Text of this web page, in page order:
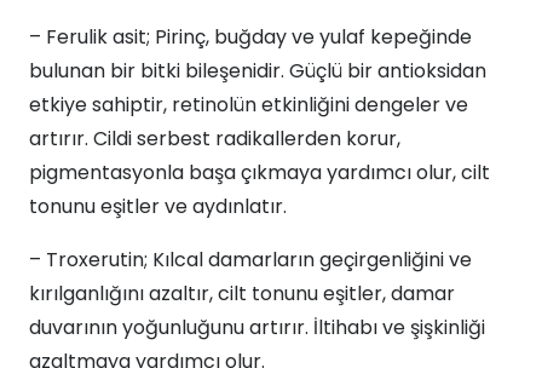
– Ferulik asit; Pirinç, buğday ve yulaf kepeğinde
bulunan bir bitki bileşenidir. Güçlü bir antioksidan
etkiye sahiptir, retinolün etkinliğini dengeler ve
artırır. Cildi serbest radikallerden korur,
pigmentasyonla başa çıkmaya yardımcı olur, cilt
tonunu eşitler ve aydınlatır.
– Troxerutin; Kılcal damarların geçirgenliğini ve
kırılganlığını azaltır, cilt tonunu eşitler, damar
duvarının yoğunluğunu artırır. İltihabı ve şişkinliği
azaltmaya yardımcı olur.